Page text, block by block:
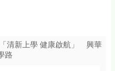
清新上學 健康啟航」 興華
路